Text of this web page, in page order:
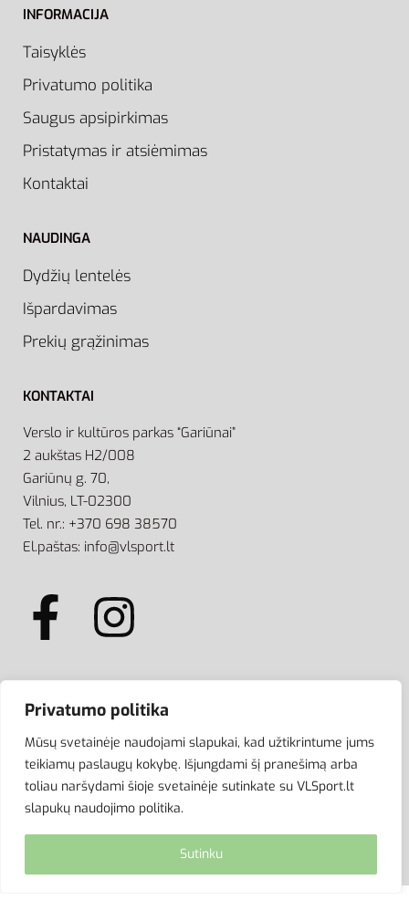
Privatumo politika
Mūsų svetainėje naudojami slapukai, kad užtikrintume jums
teikiamų paslaugų kokybę. Išjungdami šį pranešimą arba
toliau naršydami šioje svetainėje sutinkate su VLSport.lt
slapukų naudojimo politika.
Sutinku
INFORMACIJA
Taisyklės
Privatumo politika
Saugus apsipirkimas
Pristatymas ir atsiėmimas
Kontaktai
NAUDINGA
Dydžių lentelės
Išpardavimas
Prekių grąžinimas
KONTAKTAI
Verslo ir kultūros parkas “Gariūnai”
2 aukštas H2/008
Gariūnų g. 70,
Vilnius, LT-02300
Tel. nr.: +370 698 38570
El.paštas: info@vlsport.lt